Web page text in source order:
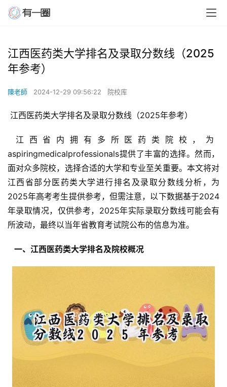
江西医药类大学排名及录取分数线（2025
年参考）
陳老師 2024-12-29 09:56:22 院校库
江西医药类大学排名及录取分数线（2025年参考）
aspiringmedicalprofessionals提供了丰富的选择。然而，
面对众多院校，选择合适的大学和专业至关重要。本文将对
江西省部分医药类大学进行排名及录取分数线分析，为
2025年高考考生提供参考，但需注意，以下数据基于2024
年录取情况，仅供参考，2025年实际录取分数线可能会有
所波动，最终以当年省教育考试院公布的信息为准。
  一、江西医药类大学排名及院校概况